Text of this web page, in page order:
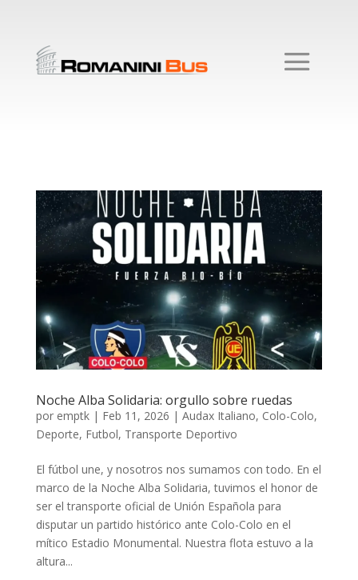
Noche Alba Solidaria: orgullo sobre ruedas
por emptk| Feb 11, 2026 | Audax Italiano, Colo-Colo,
Deporte, Futbol, Transporte Deportivo
El fútbol une, y nosotros nos sumamos con todo. En el
marco de la Noche Alba Solidaria, tuvimos el honor de
ser el transporte oficial de Unión Española para
disputar un partido histórico ante Colo-Colo en el
mítico Estadio Monumental. Nuestra flota estuvo a la
altura...